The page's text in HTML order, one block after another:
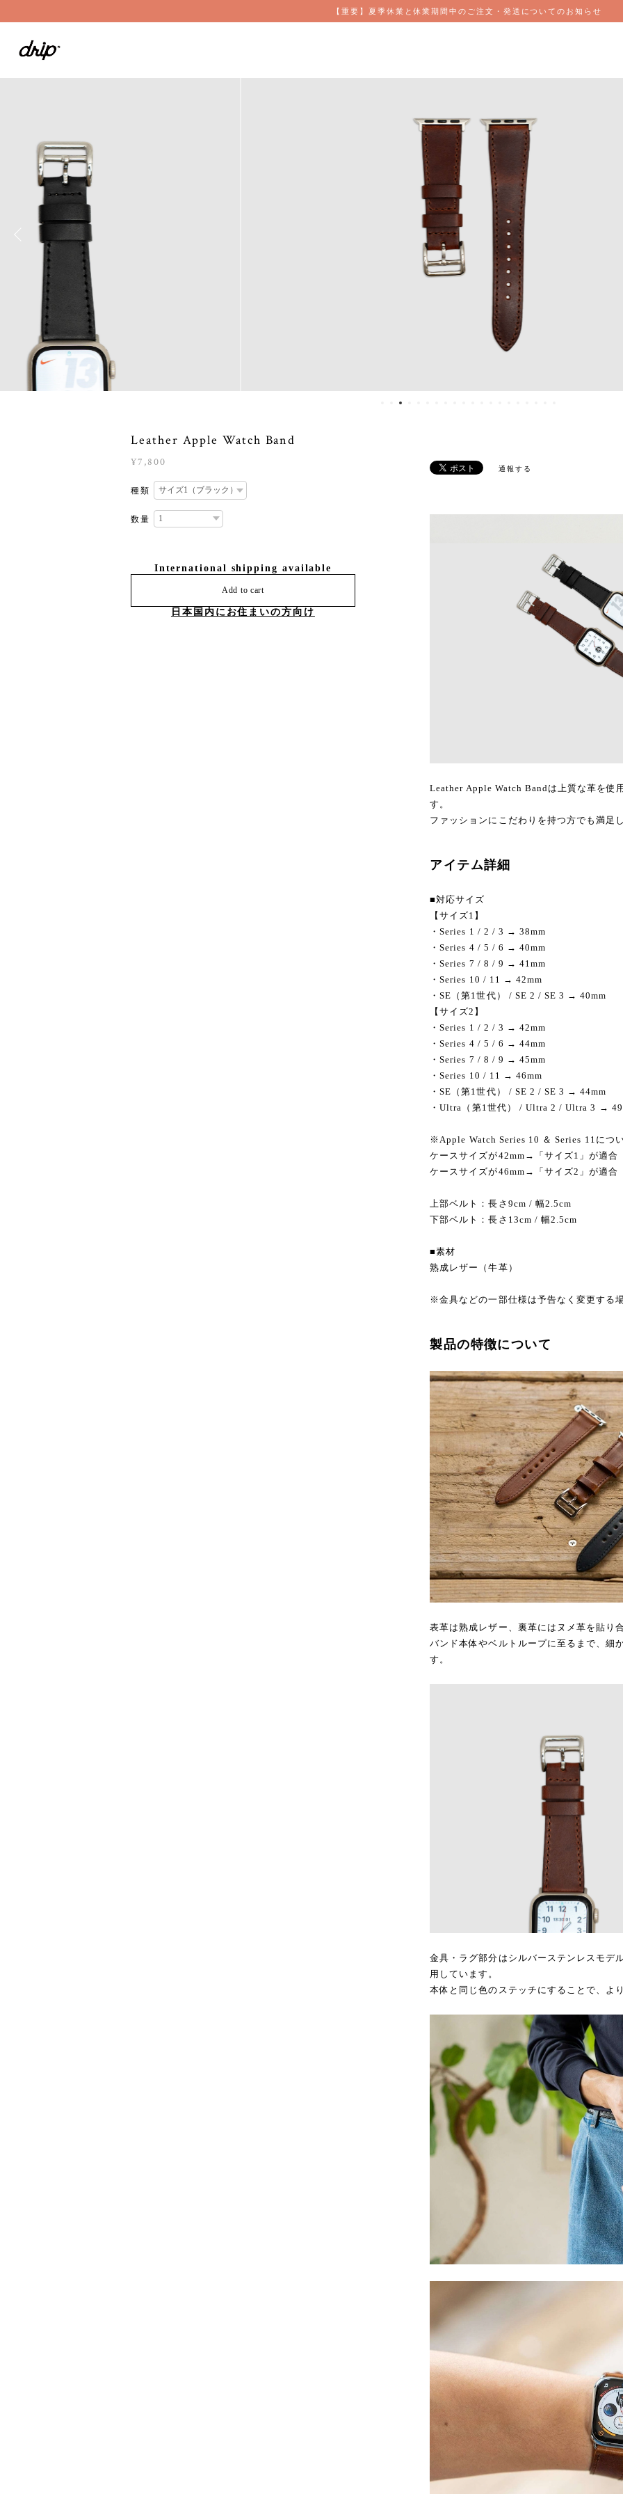
【重要】夏季休業と休業期間中のご注文・発送についてのお知らせ
Leather Apple Watch Band
¥7,800
種類
数量
International shipping available
Add to cart
日本国内にお住まいの方向け
通報する
Leather Apple Watch Bandは上質な革を使
す。
ファッションにこだわりを持つ方でも満足
アイテム詳細
■対応サイズ
【サイズ1】
・Series 1 / 2 / 3 → 38mm
・Series 4 / 5 / 6 → 40mm
・Series 7 / 8 / 9 → 41mm
・Series 10 / 11 → 42mm
・SE（第1世代） / SE 2 / SE 3 → 40mm
【サイズ2】
・Series 1 / 2 / 3 → 42mm
・Series 4 / 5 / 6 → 44mm
・Series 7 / 8 / 9 → 45mm
・Series 10 / 11 → 46mm
・SE（第1世代） / SE 2 / SE 3 → 44mm
・Ultra（第1世代） / Ultra 2 / Ultra 3 →
※Apple Watch Series 10 ＆ Series 11につい
ケースサイズが42mm→「サイズ1」が適合
ケースサイズが46mm→「サイズ2」が適合
上部ベルト：長さ9cm / 幅2.5cm
下部ベルト：長さ13cm / 幅2.5cm
■素材
熟成レザー（牛革）
※金具などの一部仕様は予告なく変更する
製品の特徴について
表革は熟成レザー、裏革にはヌメ革を貼り
バンド本体やベルトループに至るまで、細
す。
金具・ラグ部分はシルバーステンレスモデ
用しています。
本体と同じ色のステッチにすることで、よ